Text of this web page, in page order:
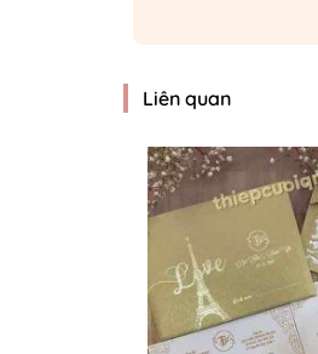
Liên quan